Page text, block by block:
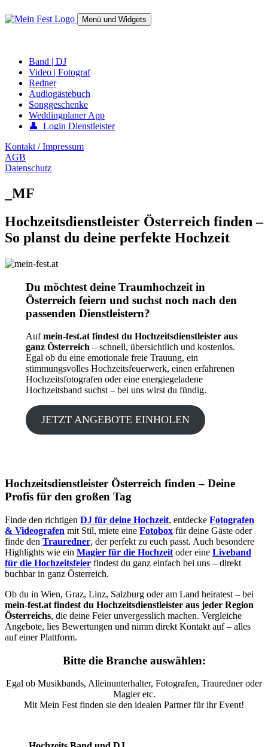
zum
Menü und Widgets
Band | DJ
Video | Fotograf
Redner
Audiogästebuch
Songgeschenke
Weddingplaner App
👤 Login Dienstleister
Kontakt / Impressum
AGB
Datenschutz
_MF
Hochzeitsdienstleister Österreich finden –
So planst du deine perfekte Hochzeit
Du möchtest deine Traumhochzeit in
Österreich feiern und suchst noch nach den
passenden Dienstleistern?
Aufmein-fest.at findest du Hochzeitsdienstleister aus
ganz Österreich– schnell, übersichtlich und kostenlos.
Egal ob du eine emotionale freie Trauung, ein
stimmungsvolles Hochzeitsfeuerwerk, einen erfahrenen
Hochzeitsfotografen oder eine energiegeladene
Hochzeitsband suchst – bei uns wirst du fündig.
JETZT ANGEBOTE EINHOLEN
Hochzeitsdienstleister Österreich finden – Deine
Profis für den großen Tag
Finde den richtigen DJ für deine Hochzeit, entdecke Fotografen
& Videografen mit Stil, miete eine Fotobox für deine Gäste oder
finde den Trauredner, der perfekt zu euch passt. Auch besondere
Highlights wie ein Magier für die Hochzeit oder eine Liveband
für die Hochzeitsfeier findest du ganz einfach bei uns – direkt
buchbar in ganz Österreich.
Ob du in Wien, Graz, Linz, Salzburg oder am Land heiratest – bei
mein-fest.at findest du Hochzeitsdienstleister aus jeder Region
Österreichs, die deine Feier unvergesslich machen. Vergleiche
Angebote, lies Bewertungen und nimm direkt Kontakt auf – alles
auf einer Plattform.
Bitte die Branche auswählen:
Egal ob Musikbands, Alleinunterhalter, Fotografen, Trauredner oder
Magier etc.
Mit Mein Fest finden sie den idealen Partner für ihr Event!